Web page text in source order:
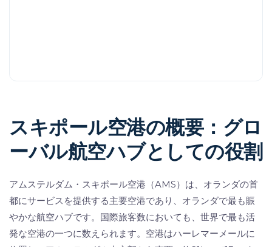
スキポール空港の概要：グロ
ーバル航空ハブとしての役割
アムステルダム・スキポール空港（AMS）は、オランダの首
都にサービスを提供する主要空港であり、オランダで最も賑
やかな航空ハブです。国際旅客数においても、世界で最も活
発な空港の一つに数えられます。空港はハーレマーメールに